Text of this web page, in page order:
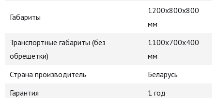
Габариты
1200х800х800
мм
Транспортные габариты (без
обрешетки)
1100х700х400
мм
Страна производитель
Беларусь
Гарантия
1 год